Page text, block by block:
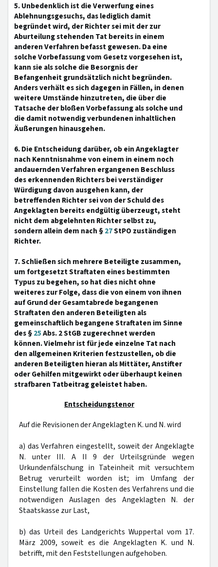
5. Unbedenklich ist die Verwerfung eines
Ablehnungsgesuchs, das lediglich damit
begründet wird, der Richter sei mit der zur
Aburteilung stehenden Tat bereits in einem
anderen Verfahren befasst gewesen. Da eine
solche Vorbefassung vom Gesetz vorgesehen ist,
kann sie als solche die Besorgnis der
Befangenheit grundsätzlich nicht begründen.
Anders verhält es sich dagegen in Fällen, in denen
weitere Umstände hinzutreten, die über die
Tatsache der bloßen Vorbefassung als solche und
die damit notwendig verbundenen inhaltlichen
Äußerungen hinausgehen.
6. Die Entscheidung darüber, ob ein Angeklagter
nach Kenntnisnahme von einem in einem noch
andauernden Verfahren ergangenen Beschluss
des erkennenden Richters bei verständiger
Würdigung davon ausgehen kann, der
betreffenden Richter sei von der Schuld des
Angeklagten bereits endgültig überzeugt, steht
nicht dem abgelehnten Richter selbst zu,
sondern allein dem nach §27StPO zuständigen
Richter.
7. Schließen sich mehrere Beteiligte zusammen,
um fortgesetzt Straftaten eines bestimmten
Typus zu begehen, so hat dies nicht ohne
weiteres zur Folge, dass die von einem von ihnen
auf Grund der Gesamtabrede begangenen
Straftaten den anderen Beteiligten als
gemeinschaftlich begangene Straftaten im Sinne
des §25Abs. 2 StGB zugerechnet werden
können. Vielmehr ist für jede einzelne Tat nach
den allgemeinen Kriterien festzustellen, ob die
anderen Beteiligten hieran als Mittäter, Anstifter
oder Gehilfen mitgewirkt oder überhaupt keinen
strafbaren Tatbeitrag geleistet haben.
Entscheidungstenor
Auf die Revisionen der Angeklagten K. und N. wird
a) das Verfahren eingestellt, soweit der Angeklagte
N. unter III. A II 9 der Urteilsgründe wegen
Urkundenfälschung in Tateinheit mit versuchtem
Betrug verurteilt worden ist; im Umfang der
Einstellung fallen die Kosten des Verfahrens und die
notwendigen Auslagen des Angeklagten N. der
Staatskasse zur Last,
b) das Urteil des Landgerichts Wuppertal vom 17.
März 2009, soweit es die Angeklagten K. und N.
betrifft, mit den Feststellungen aufgehoben.